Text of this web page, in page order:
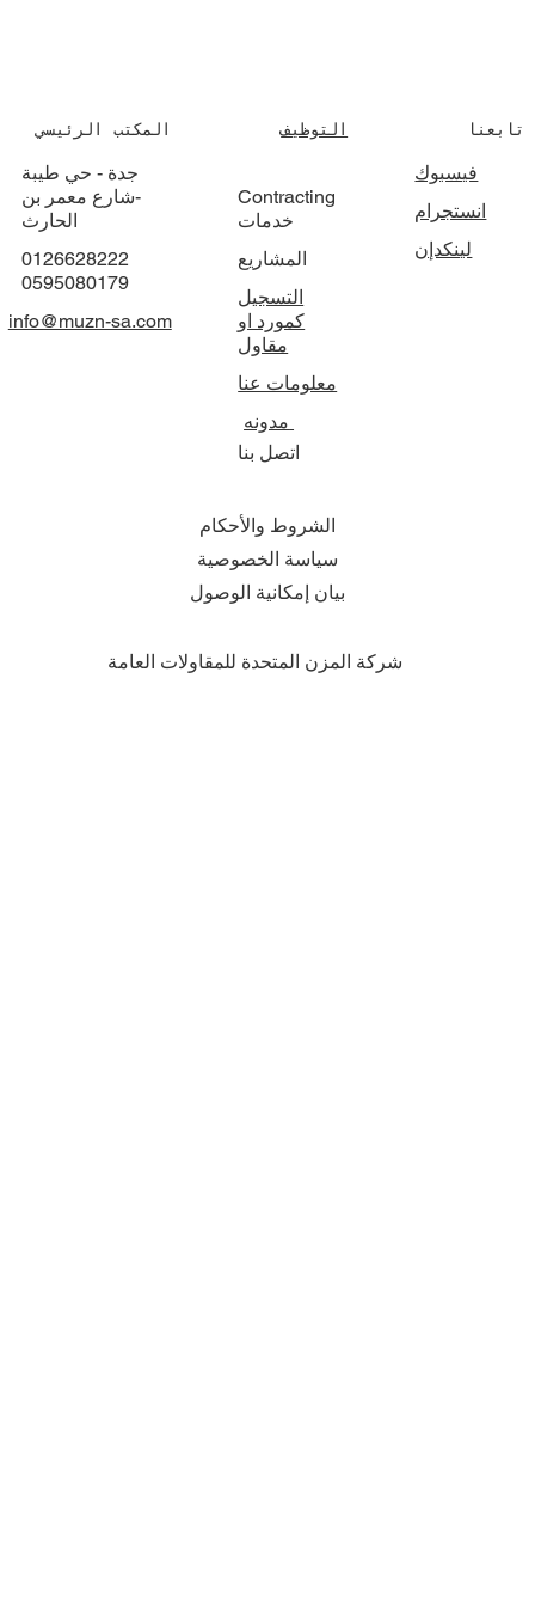
المكتب الرئيسي
جدة - حي طيبة
-شارع معمر بن
الحارث
0126628222
0595080179
info@muzn-sa.com
Contracting
خدمات
المشاريع
معلومات عنا
التسجيل
كمورد او
مقاول
التوظيف
اتصل بنا
تابعنا
فيسبوك
انستجرام
لينكدإن
الشروط والأحكام
سياسة الخصوصية
بيان إمكانية الوصول
شركة المزن المتحدة للمقاولات العامة